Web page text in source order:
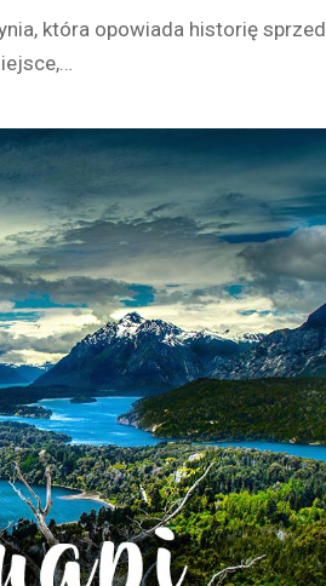
która opowiada historię sprzed